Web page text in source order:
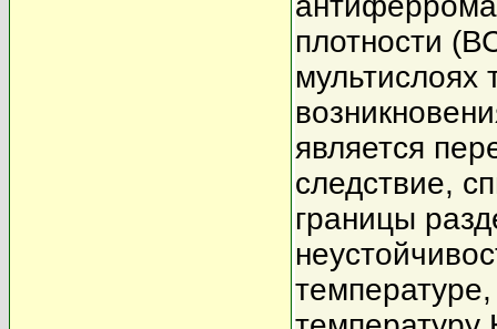
плотности
мультислоях
является
следствие,
границы